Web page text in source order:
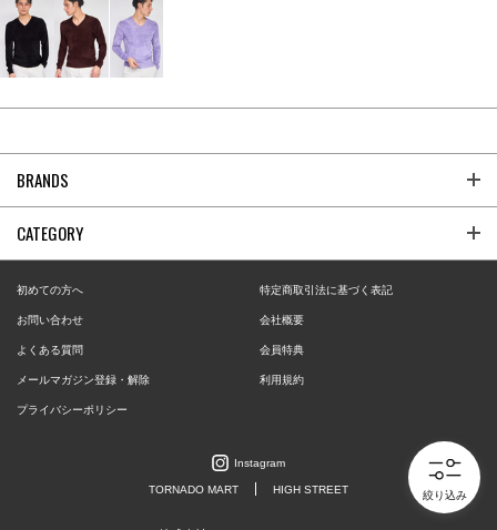
絞り込み
BRANDS
CATEGORY
初めての方へ 特定商取引法に基づく表記
お問い合わせ 会社概要
よくある質問 会員特典
メールマガジン登録・解除 利用規約
プライバシーポリシー
Instagram
TORNADO MART HIGH STREET